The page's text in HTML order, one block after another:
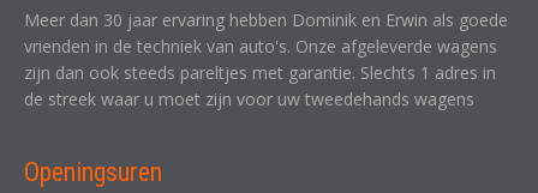
Meer dan 30 jaar ervaring hebben Dominik en Erwin als goede
vrienden in de techniek van auto's. Onze afgeleverde wagens
zijn dan ook steeds pareltjes met garantie. Slechts 1 adres in
de streek waar u moet zijn voor uw tweedehands wagens
Openingsuren